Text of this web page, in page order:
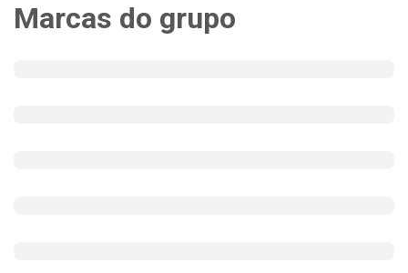
Marcas do grupo